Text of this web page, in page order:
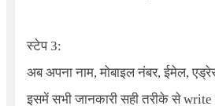
स्टेप 3:
अब अपना नाम, मोबाइल नंबर, ईमेल,
इसमें सभी जानकारी सही तरीके से